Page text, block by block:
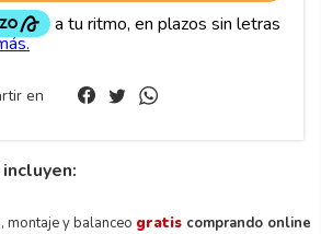
en
montaje y balanceo gratis comprando online